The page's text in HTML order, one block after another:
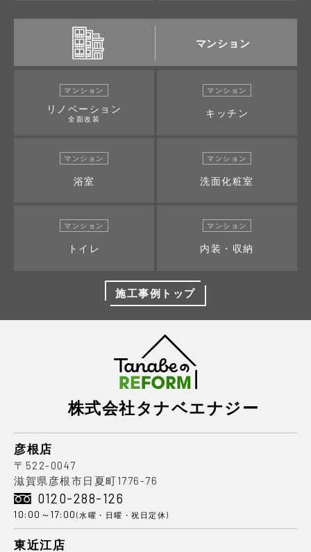
マンション
マンション
リノベーション
全面改装
マンション
キッチン
マンション
浴室
マンション
洗面化粧室
マンション
トイレ
マンション
内装・収納
施工事例トップ
株式会社タナベエナジー
彦根店
〒522-0047
滋賀県彦根市日夏町1776-76
0120-288-126
10:00～17:00 (水曜・日曜・祝日定休)
東近江店